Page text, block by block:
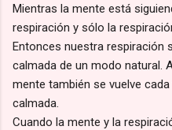
Mientras la mente está
respiración y sólo la
Entonces nuestra respiración
calmada de un modo natural.
mente también se vuelve
calmada.
Cuando la mente y la